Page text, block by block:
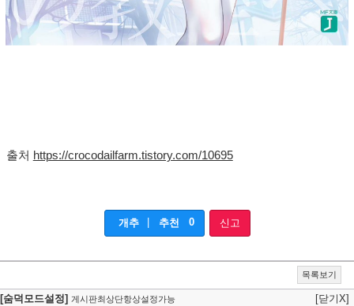
출처 https://crocodailfarm.tistory.com/10695
개추 추천 0 신고
목록보기
[숨덕모드설정] 게시판최상단항상설정가능 [닫기X]